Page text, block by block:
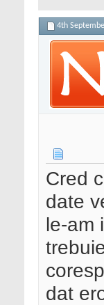
4th
Cred
date
le-am
dat